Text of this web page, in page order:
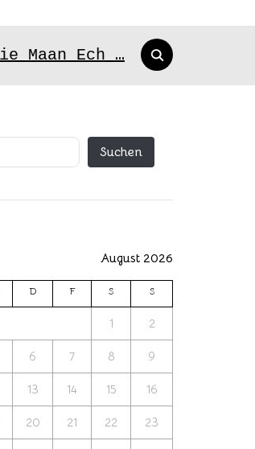
Search
for:
Maan Ech …
Suchen
August 2026
D F S S
1 2
6 7 8 9
13 14 15 16
20 21 22 23